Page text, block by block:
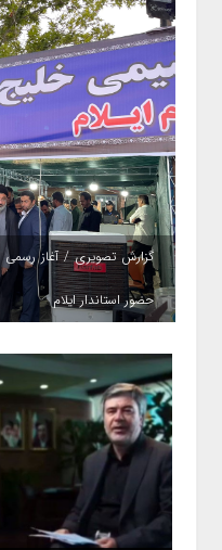
گزارش تصویری / آغاز
حضور استاندار ایلام